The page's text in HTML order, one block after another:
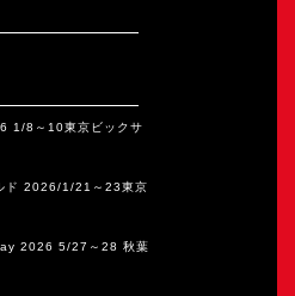
1/8～10東京ビックサ
ド 2026/1/21～23東京
2026 5/27～28 秋葉